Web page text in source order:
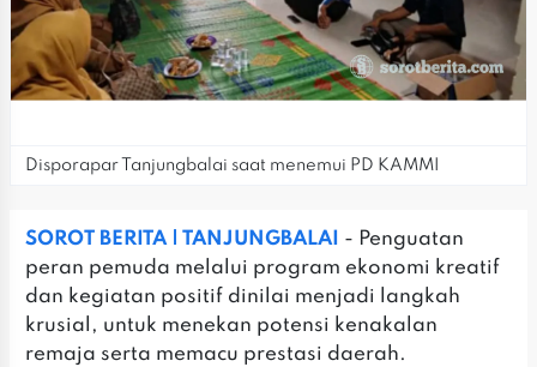
Disporapar Tanjungbalai saat menemui PD KAMMI
SOROT BERITA | TANJUNGBALAI - Penguatan
peran pemuda melalui program ekonomi kreatif
dan kegiatan positif dinilai menjadi langkah
krusial, untuk menekan potensi kenakalan
remaja serta memacu prestasi daerah.